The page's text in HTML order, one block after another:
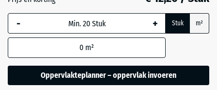
Baksteenrood - € 2,70
Grasgroen - € 1,80
- + Stuk m²
0 m²
Oppervlakteplanner – oppervlak invoeren